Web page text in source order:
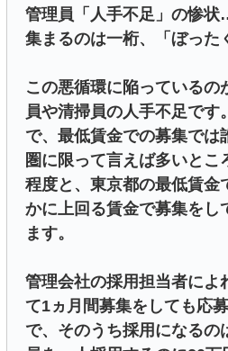
管理員「人手不足」の惨
集まるのは一桁、「ぼった
この悪循環に陥っているの
員や清掃員の人手不足です
で、最低賃金での募集では
圏に限って言えば多いとこ
程度と、東京都の最低賃金
かに上回る賃金で募集をし
ます。
管理会社の採用担当者によ
て1ヵ月間募集をしても応
で、そのうち採用になるの